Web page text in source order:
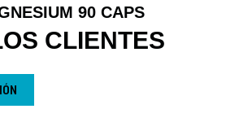
90 CAPS
CLIENTES